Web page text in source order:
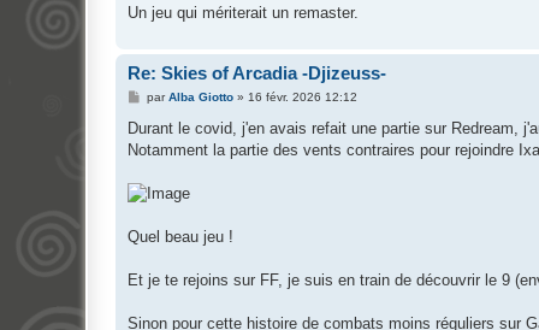
Un jeu qui mériterait un remaster.
Re: Skies of Arcadia -Djizeuss-
M
s
a
e
parAlba Giotto» 16 févr. 2026 12:12
Durant le covid, j'en avais refait une partie sur Redream,
Notamment la partie des vents contraires pour rejoindre
Quel beau jeu !
Et je te rejoins sur FF, je suis en train de découvrir le 9
Sinon pour cette histoire de combats moins réguliers sur